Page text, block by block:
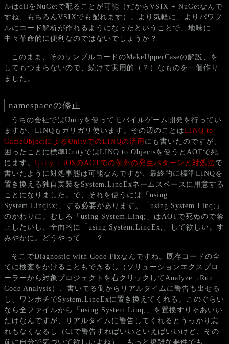
ルはdllをNuGetで配ることが可能（だからVSIX + NuGetなんで
すね、もちろんVSIXでも配れます）。より気軽に、よりパワフ
ルにコード解析が作れるようになったということで、地味に
中々革命的に便利なのではないでしょうか？
このまま、そのサンプルコードのMakeUpperCaseの解説、を
してもつまらないので、続けて実用的（？）なものを一個作り
ました。
namespaceの修正
うちの会社ではUnityを使ってモバイルゲーム開発を行ってい
ますが、LINQもガリガリ使います。その辺のことはLINQ to
GameObjectによるUnityでのLINQの活用 にも書いたのですが、
困ったことに標準UnityではLINQ to Objectsを使うとAOTで死
にます。 Unity + iOSのAOTでの例外の発生パターンと対処法で
書いたように対処事態は可能なんですが、最終的に標準LINQを
置き換える独自実装をSystem.LinqExネームスペースに用意する
ことになりました。で、それを使うには「using
System.LinqEx;」する必要があります。「using System.Linq;」
のかわりに。むしろ「using System.Linq;」はAOTで死ぬので禁
止したいし、全面的に「using System.LinqEx;」して欲しい。す
みやかに。どうやって……？
そこでDiagnostic with Code Fixなんですね。既存コードの全
てに検査をかけることもできるし（ソリューションエクスプロ
ーラーから対象プロジェクトを右クリックしてAnalyze→Run
Code Analysis）、書いてる側からリアルタイムに警告も出せる
し、ワンポチでSystem.LinqExに置き換えてくれる。このぐらい
なら全ファイルから「using System.Linq;」を置換すりゃあいい
だけなんですが、リアルタイムに警告してくれるとうっかり忘
れもなくなるし（CIで警告すればいいといえばいいけど、その
前に自分で気づいて欲しいよね）、もっと複雑な要件でも、